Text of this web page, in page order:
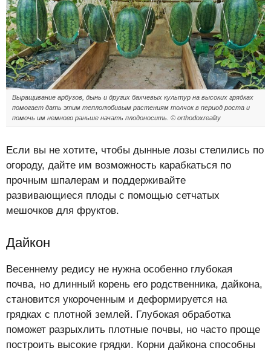
Выращивание арбузов, дынь и других бахчевых культур на высоких грядках
помогает дать этим теплолюбивым растениям толчок в период роста и
помочь им немного раньше начать плодоносить. © orthodoxreality
Если вы не хотите, чтобы дынные лозы стелились по
огороду, дайте им возможность карабкаться по
прочным шпалерам и поддерживайте
развивающиеся плоды с помощью сетчатых
мешочков для фруктов.
Дайкон
Весеннему редису не нужна особенно глубокая
почва, но длинный корень его родственника, дайкона,
становится укороченным и деформируется на
грядках с плотной землей. Глубокая обработка
поможет разрыхлить плотные почвы, но часто проще
построить высокие грядки. Корни дайкона способны